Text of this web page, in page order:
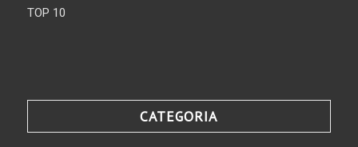
TOP 10
CATEGORIA